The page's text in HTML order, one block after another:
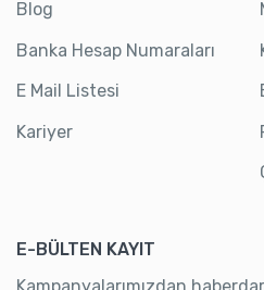
Blog
Banka Hesap Numaraları
E Mail Listesi
Kariyer
E-BÜLTEN KAYIT